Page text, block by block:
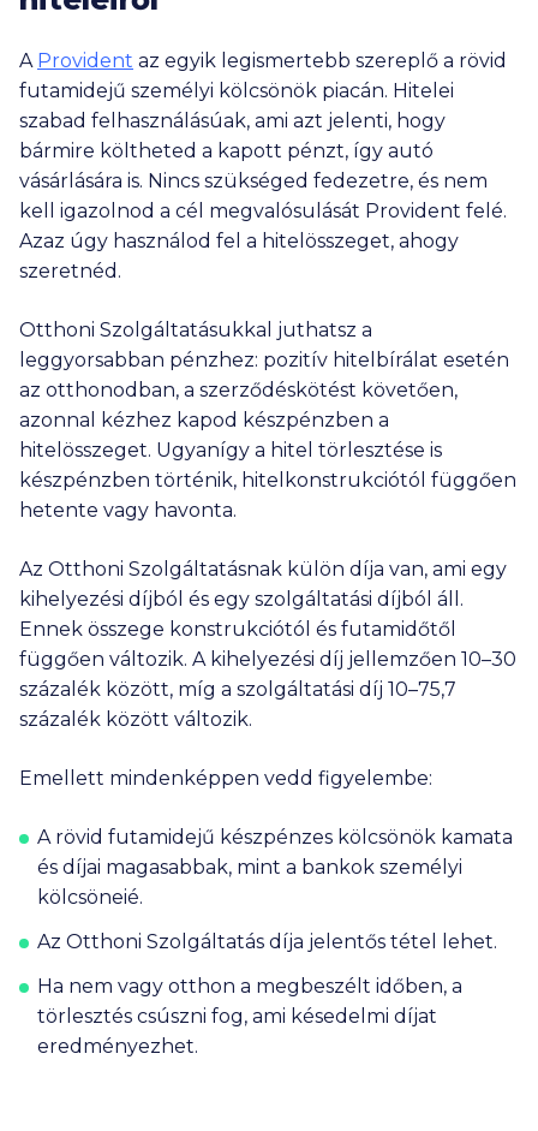
A Provident az egyik legismertebb szereplő a rövid
futamidejű személyi kölcsönök piacán. Hitelei
szabad felhasználásúak, ami azt jelenti, hogy
bármire költheted a kapott pénzt, így autó
vásárlására is. Nincs szükséged fedezetre, és nem
kell igazolnod a cél megvalósulását Provident felé.
Azaz úgy használod fel a hitelösszeget, ahogy
szeretnéd.
Otthoni Szolgáltatásukkal juthatsz a
leggyorsabban pénzhez: pozitív hitelbírálat esetén
az otthonodban, a szerződéskötést követően,
azonnal kézhez kapod készpénzben a
hitelösszeget. Ugyanígy a hitel törlesztése is
készpénzben történik, hitelkonstrukciótól függően
hetente vagy havonta.
Az Otthoni Szolgáltatásnak külön díja van, ami egy
kihelyezési díjból és egy szolgáltatási díjból áll.
Ennek összege konstrukciótól és futamidőtől
függően változik. A kihelyezési díj jellemzően 10–30
százalék között, míg a szolgáltatási díj 10–75,7
százalék között változik.
Emellett mindenképpen vedd figyelembe:
A rövid futamidejű készpénzes kölcsönök kamata
és díjai magasabbak, mint a bankok személyi
kölcsöneié.
Az Otthoni Szolgáltatás díja jelentős tétel lehet.
Ha nem vagy otthon a megbeszélt időben, a
törlesztés csúszni fog, ami késedelmi díjat
eredményezhet.